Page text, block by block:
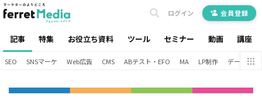
記事 特集 お役立ち資料 ツール セミナー 動画 講座
ログイン 会員登録
SEO SNSマーケ Web広告 CMS ABテスト・EFO MA LP制作 データ分析